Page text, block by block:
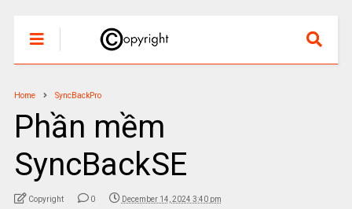
Home SyncBackPro
Phần mềm
SyncBackSE
Copyright 0 December 14, 2024 3:40 pm